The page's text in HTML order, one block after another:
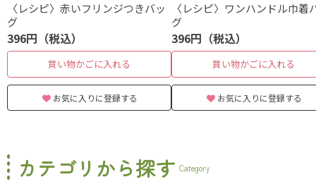
〈レシピ〉赤いフリンジつきバッ
グ
396円（税込）
買い物かごに入れる
お気に入りに登録する
〈レシピ〉ワンハンドル巾着
グ
396円（税込）
買い物かごに入れる
お気に入りに登録する
カテゴリから探す Category